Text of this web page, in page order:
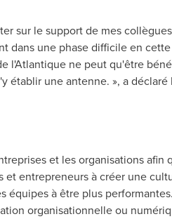
sur le support de mes
dans une phase difficile en
l'Atlantique ne peut qu'être
une antenne. », a déclaré
et les organisations afin
entrepreneurs à créer une
à être plus
organisationnelle ou